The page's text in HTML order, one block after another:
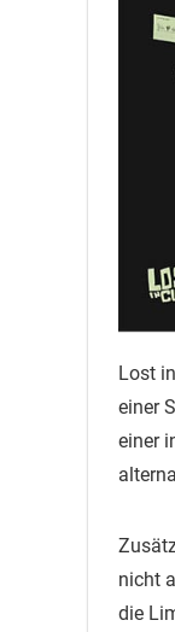
Lost
einer
einer
nicht
die